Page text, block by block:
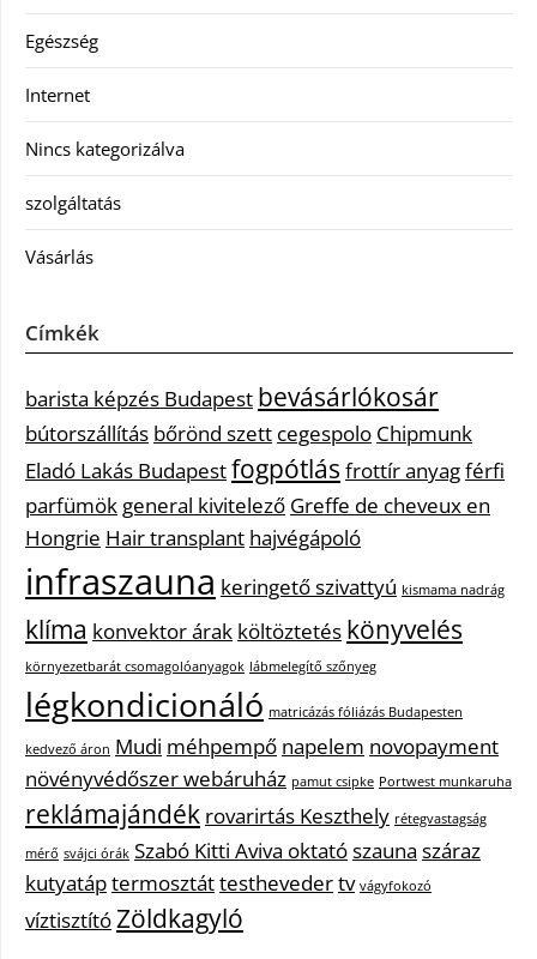
Egészség
Internet
Nincs kategorizálva
szolgáltatás
Vásárlás
Címkék
barista képzés Budapest bevásárlókosár
bútorszállítás bőrönd szett cegespolo Chipmunk
Eladó Lakás Budapestfogpótlás frottír anyagférfi
parfümök general kivitelező Greffe de cheveux en
Hongrie Hair transplant hajvégápoló
infraszauna keringető szivattyú kismama nadrág
klíma konvektor árak költöztetés könyvelés
környezetbarát csomagolóanyagok lábmelegítő szőnyeg
légkondicionáló matricázás fóliázás Budapesten
kedvező áron Mudi méhpempő napelem novopayment
növényvédőszer webáruház pamut csipke Portwest munkaruha
reklámajándék rovarirtás Keszthely rétegvastagság
mérő svájci órák Szabó Kitti Aviva oktatószauna száraz
kutyatáptermosztáttesthevedertv vágyfokozó
víztisztítóZöldkagyló